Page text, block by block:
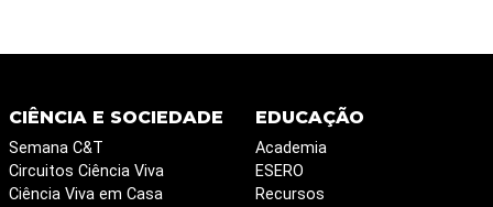
CIÊNCIA E SOCIEDADE
Semana C&T
Circuitos Ciência Viva
Ciência Viva em Casa
EDUCAÇÃO
Academia
ESERO
Recursos